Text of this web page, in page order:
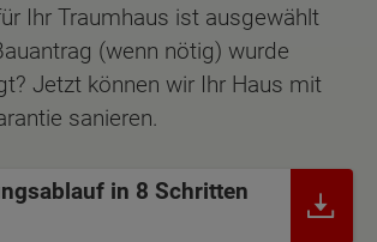
Ihr Traumhaus ist ausgewählt
(wenn nötig) wurde
Jetzt können wir Ihr Haus mit
sanieren.
in 8 Schritten